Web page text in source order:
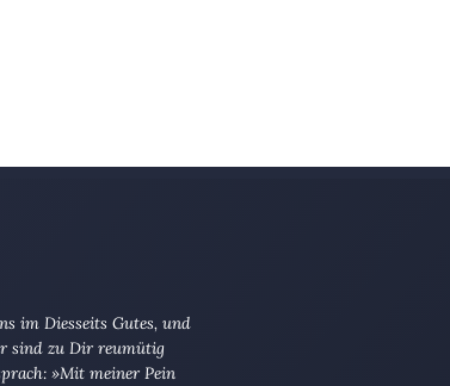
im Diesseits Gutes, und
sind zu Dir reumütig
»Mit meiner Pein